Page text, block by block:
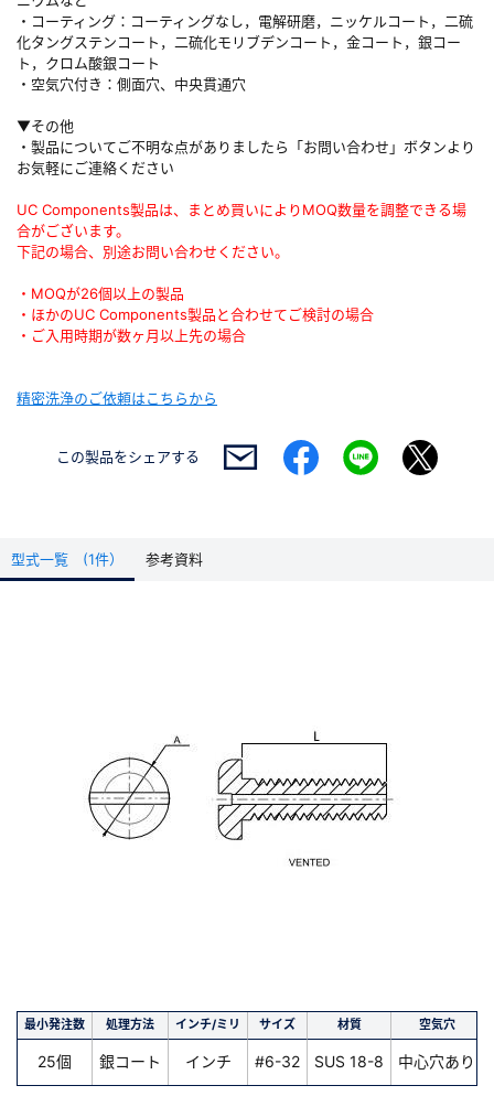
・コーティング：コーティングなし，電解研磨，ニッケルコート，二硫
化タングステンコート，二硫化モリブデンコート，金コート，銀コー
ト，クロム酸銀コート
・空気穴付き：側面穴、中央貫通穴
▼その他
・製品についてご不明な点がありましたら「お問い合わせ」ボタンより
お気軽にご連絡ください
UC Components製品は、まとめ買いによりMOQ数量を調整できる場
合がございます。
下記の場合、別途お問い合わせください。
・MOQが26個以上の製品
・ほかのUC Components製品と合わせてご検討の場合
・ご入用時期が数ヶ月以上先の場合
精密洗浄のご依頼はこちらから
この製品をシェアする
型式一覧 (1件） 参考資料
最小発注数 処理方法 インチ/ミリ サイズ 材質 空気穴
25個 銀コート インチ #6-32 SUS 18-8 中心穴あり